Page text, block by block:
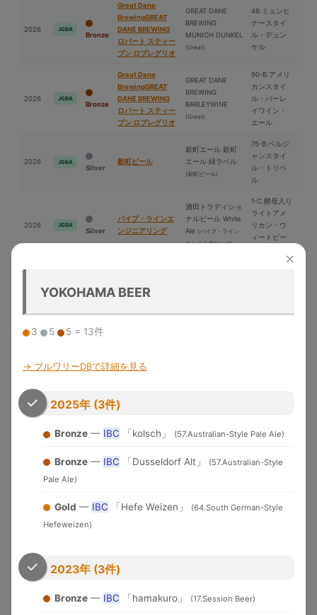
2026 JGBA
Bronze
Great Dane
BrewingGREAT
DANE BREWING
ロバート スティー
ブン ロブレグリオ
GREAT DANE
BREWING
MUNICH DUNKEL
(Great)
48.ミュンヒ
ナースタイ
ル・デュン
ケル
2026 JGBA
Bronze
Great Dane
BrewingGREAT
DANE BREWING
ロバート スティー
ブン ロブレグリオ
GREAT DANE
BREWING
BARLEYWINE
(Great)
90-B.アメリ
カンスタイ
ル・バーレ
イワイン・
エール
2026 JGBA
Silver
穀町ビール
穀町エール 穀町
エール 緑ラベル
(穀町ビール)
75-B.ベルジ
ャンスタイ
ル・トリペ
ル
2026 JGBA
Silver
パイプ・ラインエ
ンジニアリング
酒⽥トラディショ
ナルビール White
Ale (パイプ・ライン
エンジニアリング)
1-C.酵⺟入り
ライトアメ
リカン・ウ
ィートビー
×
YOKOHAMA BEER
3 5 5 = 13件
→ ブルワリーDBで詳細を見る
2025年 (3件)
Bronze— IBC 「kolsch」 (57.Australian-Style Pale Ale)
Bronze— IBC 「Dusseldorf Alt」
(57.Australian-Style
Pale Ale)
Gold — IBC 「Hefe Weizen」
(64.South German-Style
Hefeweizen)
2023年 (3件)
Bronze— IBC 「hamakuro」 (17.Session Beer)
スタイルガイド｜テイスティングノート
関連記事： ダンクとは？ビールの香り解説
ル完全ガイド
収録大会一覧（10大会）
American
GABF
Australian Intl
Beer Awards
AIBA
2015-